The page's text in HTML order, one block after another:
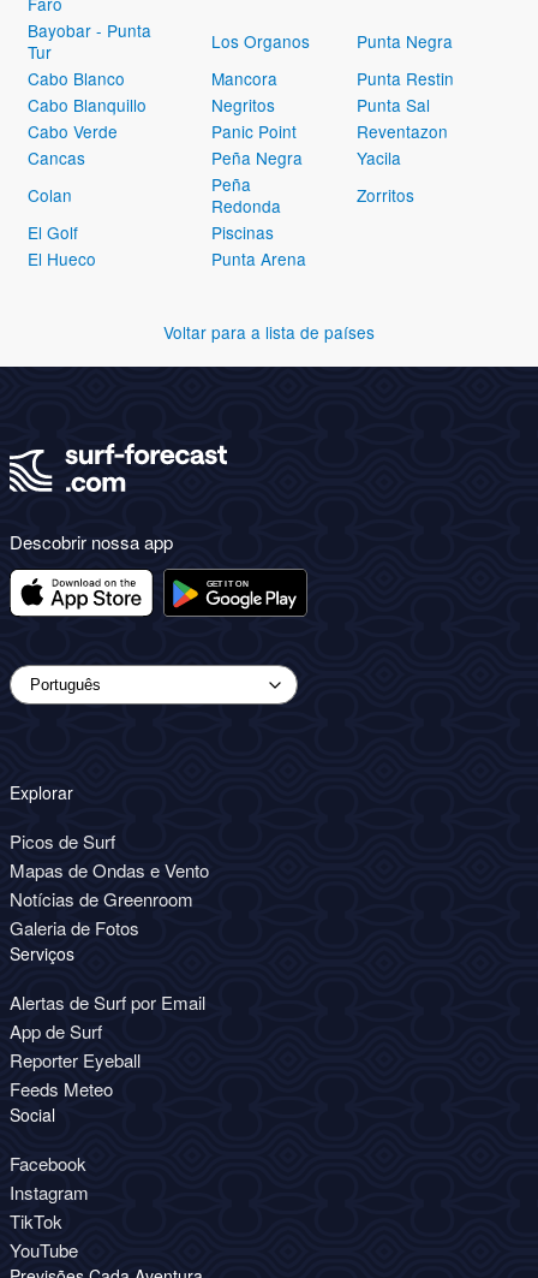
Bayobar - Punta
Tur
Los Organos
Punta Negra
Cabo Blanco
Mancora
Punta Restin
Cabo Blanquillo
Negritos
Punta Sal
Cabo Verde
Panic Point
Reventazon
Cancas
Peña Negra
Yacila
Colan
Peña
Redonda
Zorritos
El Golf
Piscinas
El Hueco
Punta Arena
Voltar para a lista de países
Descobrir nossa app
Explorar
Picos de Surf
Mapas de Ondas e Vento
Notícias de Greenroom
Galeria de Fotos
Serviços
Alertas de Surf por Email
App de Surf
Reporter Eyeball
Feeds Meteo
Social
Facebook
Instagram
TikTok
YouTube